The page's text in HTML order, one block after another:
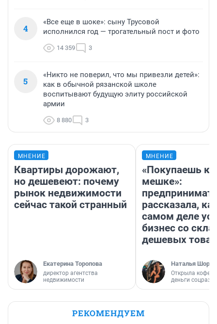
4
«Все еще в шоке»: сыну Трусовой
исполнился год — трогательный пост и фото
14 359 3
5
«Никто не поверил, что мы привезли детей»:
как в обычной рязанской школе
воспитывают будущую элиту российской
армии
8 880 3
МНЕНИЕ
Квартиры дорожают,
но дешевеют: почему
рынок недвижимости
сейчас такой странный
Екатерина Торопова
директор агентства
недвижимости
МНЕНИЕ
«Покупаешь
мешке»:
рассказала,
самом деле
бизнес со
дешевых
Наталья
Открыла
деньги
РЕКОМЕНДУЕМ